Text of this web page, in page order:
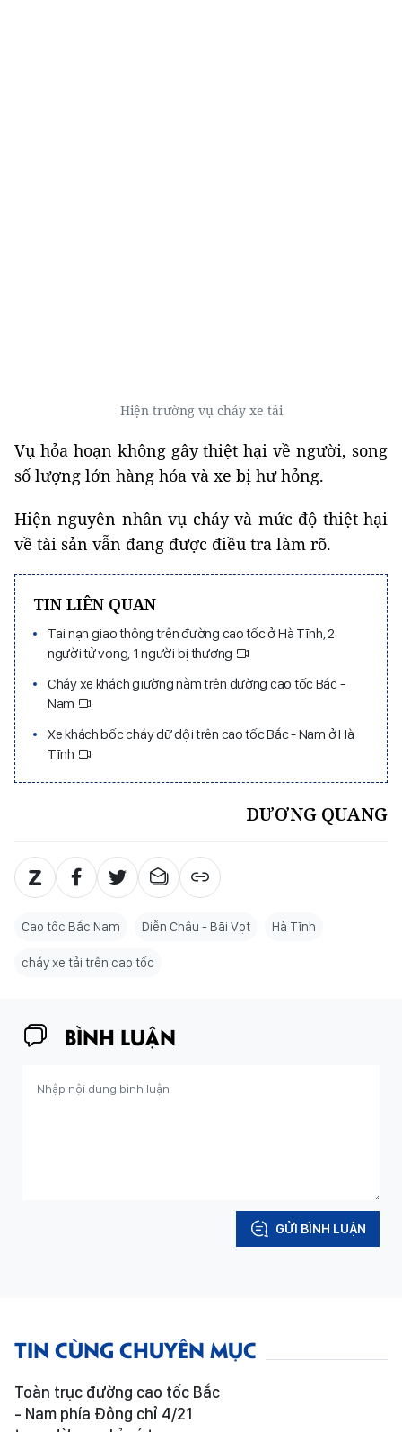
Hiện trường vụ cháy xe tải
Vụ hỏa hoạn không gây thiệt hại về người, song
số lượng lớn hàng hóa và xe bị hư hỏng.
Hiện nguyên nhân vụ cháy và mức độ thiệt hại
về tài sản vẫn đang được điều tra làm rõ.
TIN LIÊN QUAN
Tai nạn giao thông trên đường cao tốc ở Hà Tĩnh, 2
người tử vong, 1 người bị thương
Cháy xe khách giường nằm trên đường cao tốc Bắc -
Nam
Xe khách bốc cháy dữ dội trên cao tốc Bắc - Nam ở Hà
Tĩnh
DƯƠNG QUANG
Cao tốc Bắc Nam Diễn Châu - Bãi Vọt Hà Tĩnh
cháy xe tải trên cao tốc
BÌNH LUẬN
GỬI BÌNH LUẬN
TIN CÙNG CHUYÊN MỤC
Toàn trục đường cao tốc Bắc
- Nam phía Đông chỉ 4/21